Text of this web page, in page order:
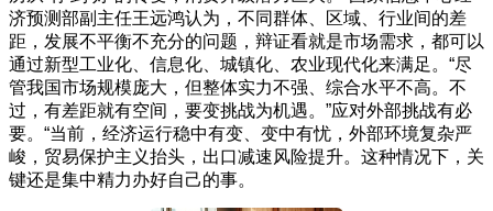
济预测部副主任王远鸿认为，不同群体、区域、行业间的差
距，发展不平衡不充分的问题，辩证看就是市场需求，都可以
通过新型工业化、信息化、城镇化、农业现代化来满足。“尽
管我国市场规模庞大，但整体实力不强、综合水平不高。不
过，有差距就有空间，要变挑战为机遇。”应对外部挑战有必
要。“当前，经济运行稳中有变、变中有忧，外部环境复杂严
峻，贸易保护主义抬头，出口减速风险提升。这种情况下，关
键还是集中精力办好自己的事。